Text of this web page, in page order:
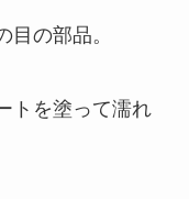
の部品。
トを塗って濡れ